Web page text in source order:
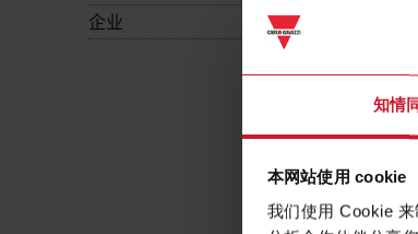
知情
本网站使用 cookie
我们使用 Cookie
企业